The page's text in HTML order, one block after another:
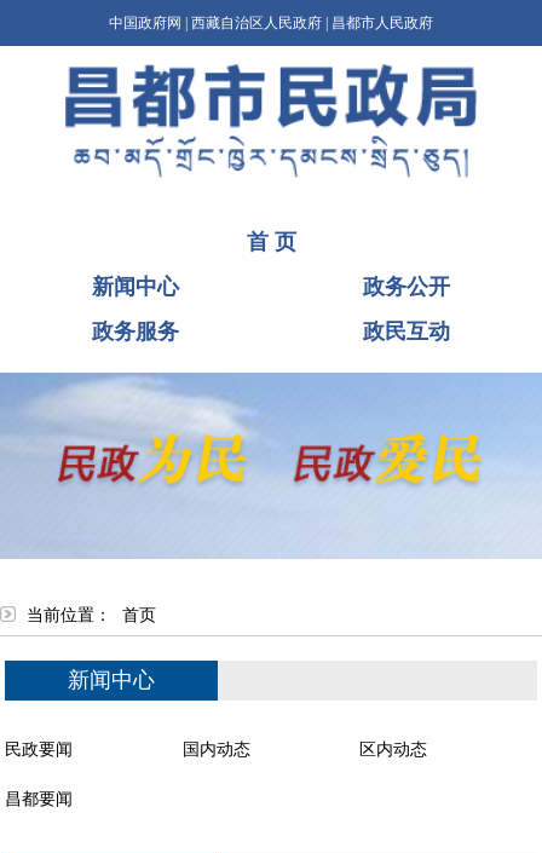
中国政府网 西藏自治区人民政府 昌都市人民政府
首 页
新闻中心
政务公开
政务服务
政民互动
当前位置： 首页
新闻中心
民政要闻 国内动态 区内动态
昌都要闻